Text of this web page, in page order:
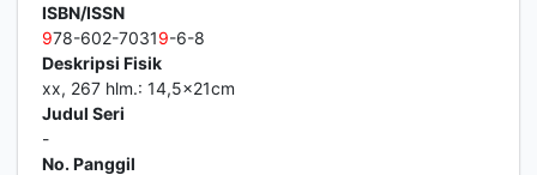
ISBN/ISSN
978-602-70319-6-8
Deskripsi Fisik
xx, 267 hlm.: 14,5x21cm
Judul Seri
-
No. Panggil